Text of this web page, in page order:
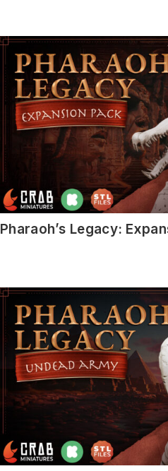
Pharaoh’s Legacy: